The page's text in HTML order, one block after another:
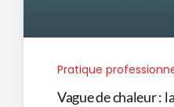
Pratique
Vague de chaleur :